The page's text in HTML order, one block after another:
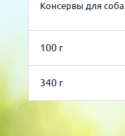
Консервы для
100 г
340 г